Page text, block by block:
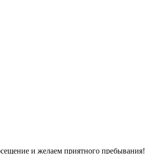
и желаем приятного пребывания!